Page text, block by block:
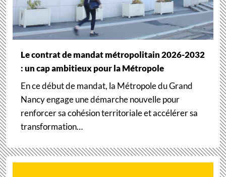
Le contrat de mandat métropolitain 2026-2032
: un cap ambitieux pour la Métropole
En ce début de mandat, la Métropole du Grand
Nancy engage une démarche nouvelle pour
renforcer sa cohésion territoriale et accélérer sa
transformation…